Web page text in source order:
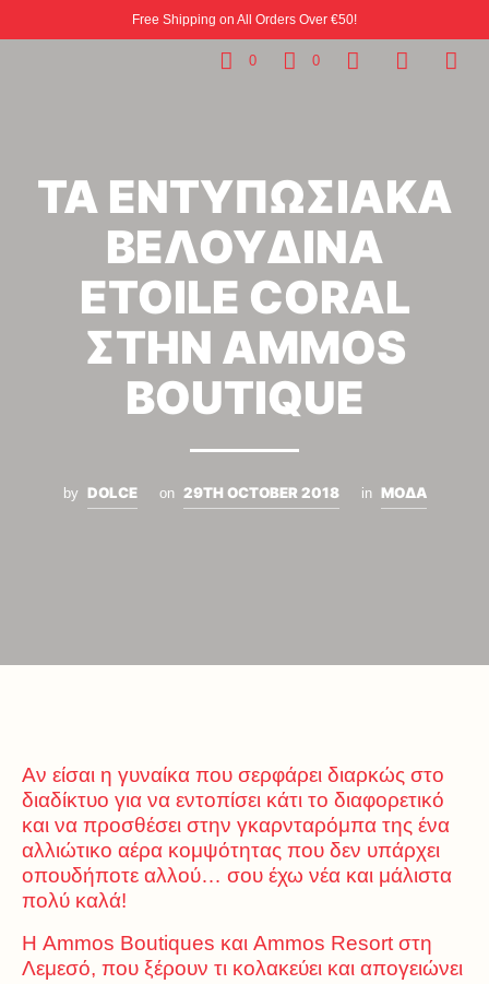
Free Shipping on All Orders Over €50!
0 0
ΤΑ ΕΝΤΥΠΩΣΙΑΚΑ
ΒΕΛΟΥΔΙΝΑ
ETOILE CORAL
ΣΤΗΝ AMMOS
BOUTIQUE
by DOLCE on 29TH OCTOBER 2018 in ΜΟΔΑ
Αν είσαι η γυναίκα που σερφάρει διαρκώς στο
διαδίκτυο για να εντοπίσει κάτι το διαφορετικό
και να προσθέσει στην γκαρνταρόμπα της ένα
αλλιώτικο αέρα κομψότητας που δεν υπάρχει
οπουδήποτε αλλού… σου έχω νέα και μάλιστα
πολύ καλά!
Η Ammos Boutiques και Ammos Resort στη
Λεμεσό, που ξέρουν τι κολακεύει και απογειώνει